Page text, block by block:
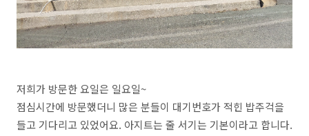
저희가 방문한 요일은 일요일~
점심시간에 방문했더니 많은 분들이 대기번호가 적힌 밥주걱을
들고 기다리고 있었어요. 아지트는 줄 서기는 기본이라고 합니다.